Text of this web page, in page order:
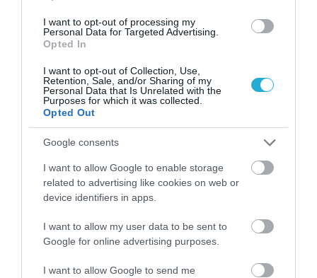
I want to opt-out of processing my
Personal Data for Targeted Advertising.
Opted In
I want to opt-out of Collection, Use,
Retention, Sale, and/or Sharing of my
Personal Data that Is Unrelated with the
Purposes for which it was collected.
Opted Out
Google consents
I want to allow Google to enable storage
related to advertising like cookies on web or
device identifiers in apps.
I want to allow my user data to be sent to
Google for online advertising purposes.
I want to allow Google to send me
05.08.2026
Coca-Cola HBC: Aύξηση 7,5% του όγκου
πωλήσεων το α’ εξάμηνο